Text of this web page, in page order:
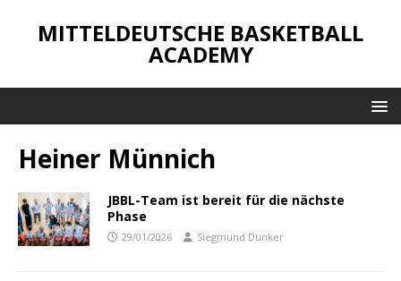
MITTELDEUTSCHE BASKETBALL
ACADEMY
Heiner Münnich
JBBL-Team ist bereit für die nächste
Phase
29/01/2026 Siegmund Dunker